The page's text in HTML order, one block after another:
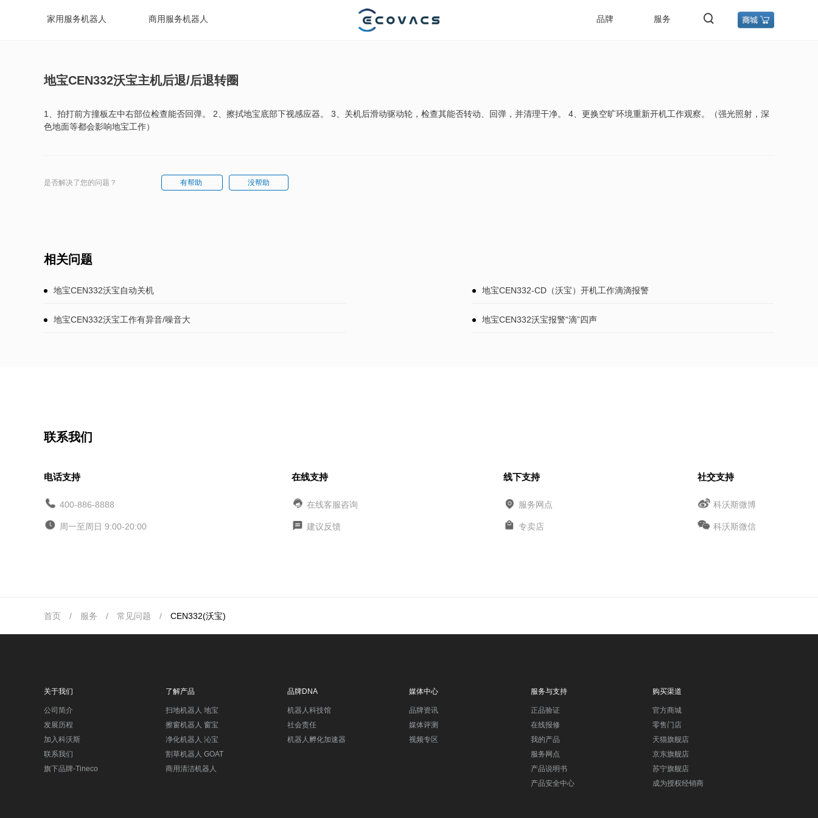
家用服务机器人 商用服务机器人 品牌 服务
地宝CEN332沃宝主机后退/后退转圈
1、拍打前方撞板左中右部位检查能否回弹。 2、擦拭地宝底部下视感应器。 3、关机后滑动驱动轮，检查其能否转动、回弹，并清理干净。 4、更换空旷环境重新开机工作观察。（强光照射，深
色地面等都会影响地宝工作）
是否解决了您的问题？ 有帮助 没帮助
相关问题
地宝CEN332沃宝自动关机 地宝CEN332-CD（沃宝）开机工作滴滴报警
地宝CEN332沃宝工作有异音/噪音大 地宝CEN332沃宝报警“滴”四声
联系我们
电话支持
400-886-8888
周一至周日 9:00-20:00
在线支持
在线客服咨询
建议反馈
线下支持
服务网点
专卖店
社交支持
科沃斯微博
科沃斯微信
首页 / 服务 / 常见问题 / CEN332(沃宝)
关于我们
公司简介
发展历程
加入科沃斯
联系我们
旗下品牌-Tineco
了解产品
扫地机器人 地宝
擦窗机器人 窗宝
净化机器人 沁宝
割草机器人 GOAT
商用清洁机器人
品牌DNA
机器人科技馆
社会责任
机器人孵化加速器
媒体中心
品牌资讯
媒体评测
视频专区
服务与支持
正品验证
在线报修
我的产品
服务网点
产品说明书
产品安全中心
购买渠道
官方商城
零售门店
天猫旗舰店
京东旗舰店
苏宁旗舰店
成为授权经销商